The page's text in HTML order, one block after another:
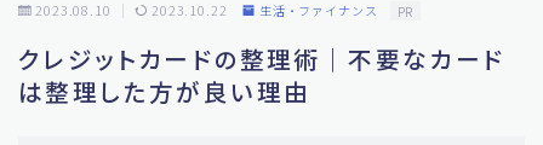
ETC
投資
2023.08.10 2023.10.22 生活・ファイナンス PR
クレジットカードの整理術｜不要なカード
は整理した方が良い理由